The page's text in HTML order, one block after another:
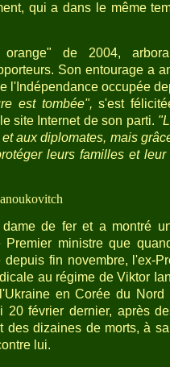
qui a dans le même
de 2004,
Son entourage a
l'Indépendance occupée
est tombée", s'est
site Internet de son parti.
aux diplomates, mais
leurs familles et leur
de fer et a montré
ministre que
fin novembre, l'ex-
au régime de Viktor
en Corée du
20 février dernier, après
dizaines de morts, à
lui.